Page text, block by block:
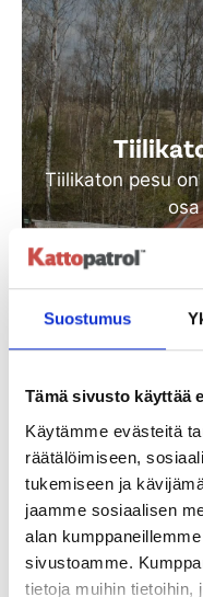
Suostumus
Tämä sivusto käyttää
Käytämme evästeitä
räätälöimiseen,
tukemiseen ja
jaamme sosiaalisen
alan
sivustoamme.
tietoja muihin tietoihin,
Tiilikaton pesu
Tiilikaton